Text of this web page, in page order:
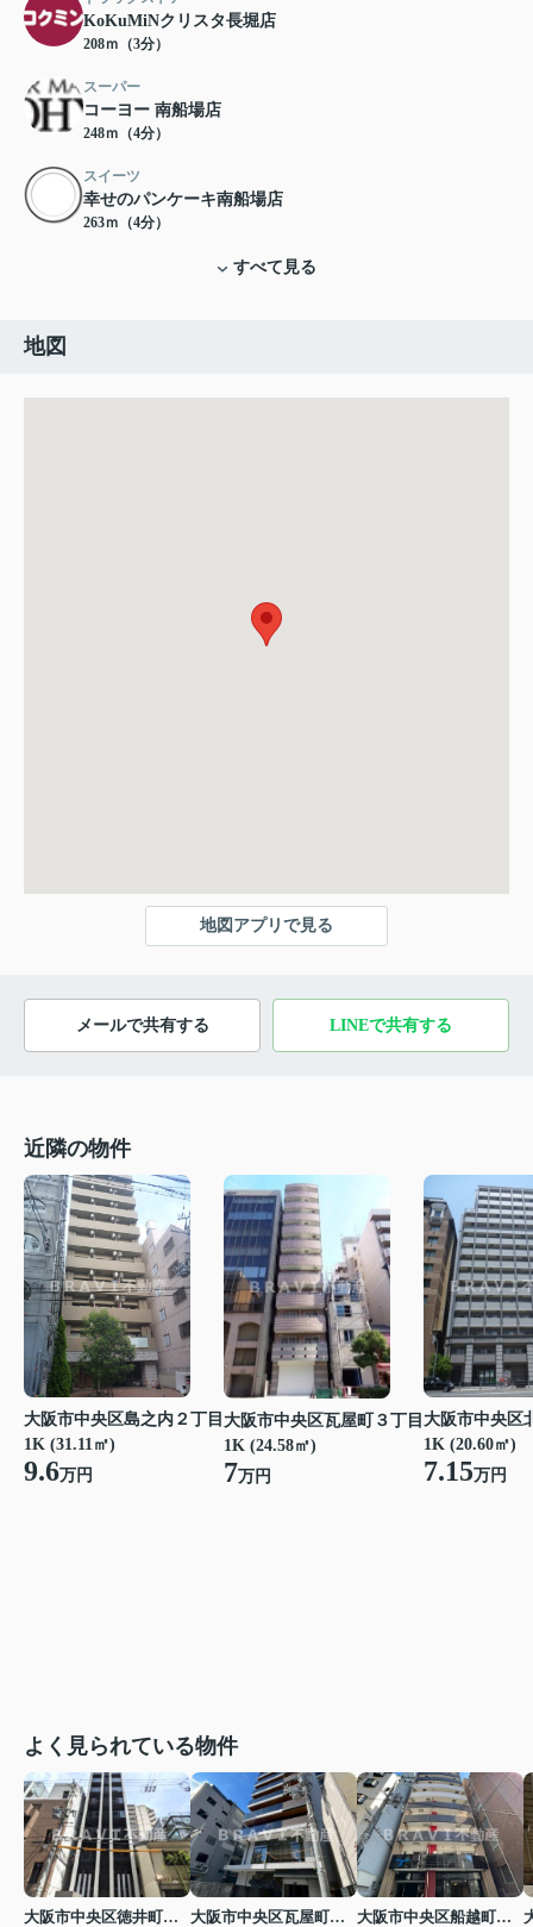
KoKuMiNクリスタ長堀店
208ｍ（3分）
スーパー
コーヨー 南船場店
248ｍ（4分）
スイーツ
幸せのパンケーキ南船場店
263ｍ（4分）
すべて見る
地図
地図アプリで見る
メールで共有する LINEで共有する
近隣の物件
大阪市中央区島之内２丁目
1K (31.11㎡)
9.6万円
大阪市中央区瓦屋町３丁目
1K (24.58㎡)
7万円
大阪市中央区
1K (20.60㎡)
7.15万円
よく見られている物件
大阪市中央区徳井町２丁目
大阪市中央区瓦屋町１丁目
大阪市中央区船越町２丁目